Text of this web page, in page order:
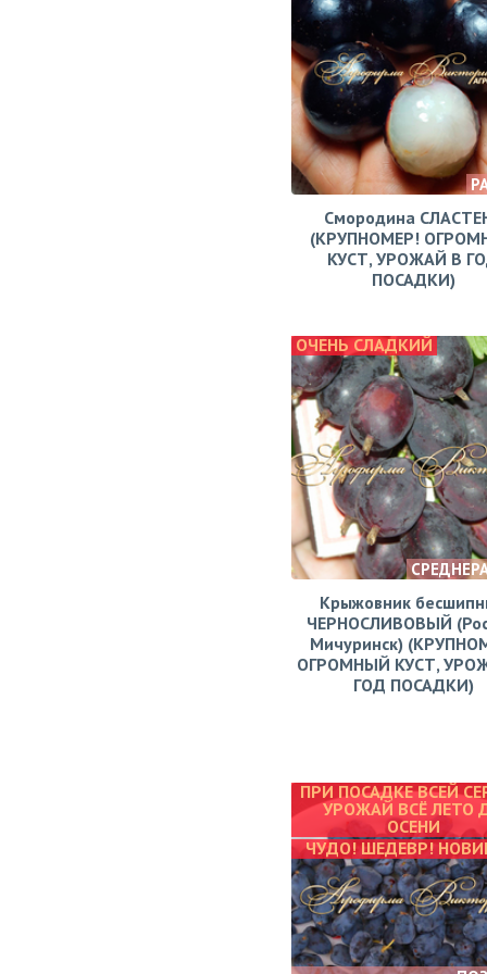
Смородина
(КРУПНОМЕР!
КУСТ, УРОЖАЙ В
ПОСАДКИ)
ОЧЕНЬ СЛАДКИЙ
Крыжовник
ЧЕРНОСЛИВОВЫЙ
Мичуринск)
ОГРОМНЫЙ КУСТ,
ГОД ПОСАДКИ)
ПРИ ПОСАДКЕ ВСЕЙ
УРОЖАЙ ВСЁ ЛЕТО
ОСЕНИ
ЧУДО! ШЕДЕВР!